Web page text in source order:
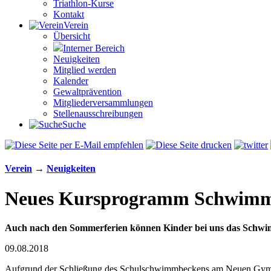
Triathlon-Kurse
Kontakt
Verein
Übersicht
Interner Bereich
Neuigkeiten
Mitglied werden
Kalender
Gewaltprävention
Mitglieder­versammlungen
Stellen­aus­schrei­bungen
Suche
Verein → Neuigkeiten
Neues Kursprogramm
Auch nach den Sommerferien können Kinder bei uns das
09.08.2018